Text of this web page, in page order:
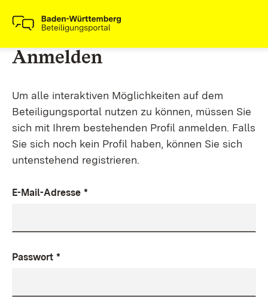
Anmelden
Um alle interaktiven Möglichkeiten auf dem
Beteiligungsportal nutzen zu können, müssen Sie
sich mit Ihrem bestehenden Profil anmelden. Falls
Sie sich noch kein Profil haben, können Sie sich
untenstehend registrieren.
E-Mail-Adresse *
Passwort *